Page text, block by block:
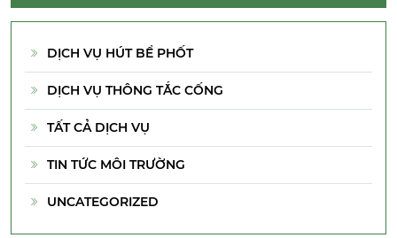
DỊCH VỤ HÚT BỂ PHỐT
DỊCH VỤ THÔNG TẮC CỐNG
TẤT CẢ DỊCH VỤ
TIN TỨC MÔI TRƯỜNG
UNCATEGORIZED